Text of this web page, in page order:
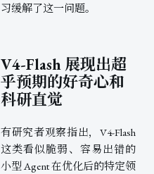
习缓解了这一问题。
V4-Flash 展现出超
乎预期的好奇心和
科研直觉
有研究者观察指出，V4-Flash
这类看似脆弱、容易出错的
小型 Agent 在优化后的特定领